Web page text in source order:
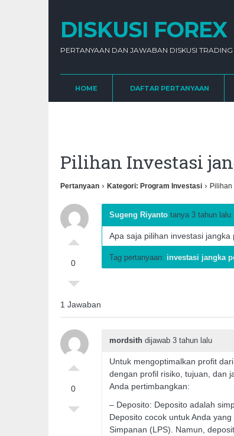
DISKUSI FOREX
PERTANYAAN DAN JAWABAN DISKUSI
HOME DAFTAR PERTANYAAN
Pilihan Investasi
Pertanyaan › Kategori: Program Investasi ›
0
Sugeng Riyanto tanya 3 tahun lalu
Apa saja pilihan investasi
Tag pertanyaan: investasi jangka
1 Jawaban
0
mordsith dijawab 3 tahun lalu
Untuk mengoptimalkan profit
dengan profil risiko, tujuan, dan
Anda pertimbangkan:
– Deposito: Deposito adalah
Deposito cocok untuk Anda
Simpanan (LPS). Namun,